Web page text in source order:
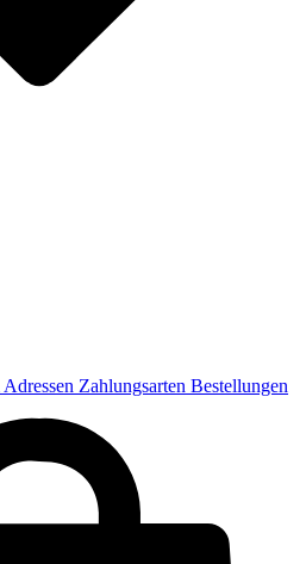
Adressen Zahlungsarten Bestellungen